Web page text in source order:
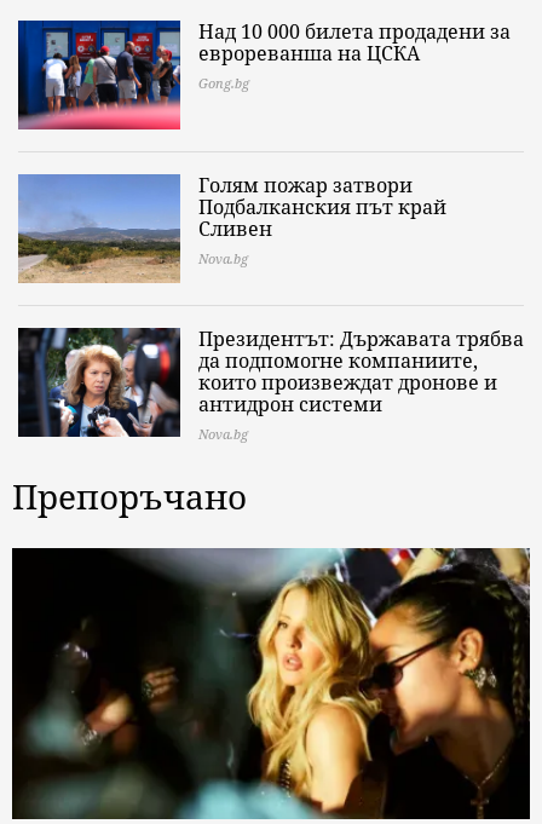
Над 10 000 билета продадени за
еврореванша на ЦСКА
Gong.bg
Голям пожар затвори
Подбалканския път край
Сливен
Nova.bg
Президентът: Държавата трябва
да подпомогне компаниите,
които произвеждат дронове и
антидрон системи
Nova.bg
Препоръчано